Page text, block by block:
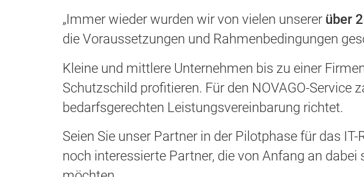
„Immer wieder wurden wir von vielen unserer über
die Voraussetzungen und Rahmenbedingungen
Kleine und mittlere Unternehmen bis zu einer
Schutzschild profitieren. Für den NOVAGO-Service
bedarfsgerechten Leistungsvereinbarung richtet.
Seien Sie unser Partner in der Pilotphase für das
noch interessierte Partner, die von Anfang an